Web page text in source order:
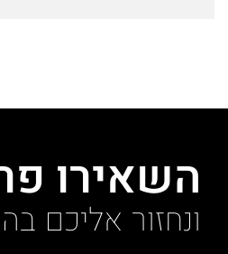
השאירו
ונחזור אליכם